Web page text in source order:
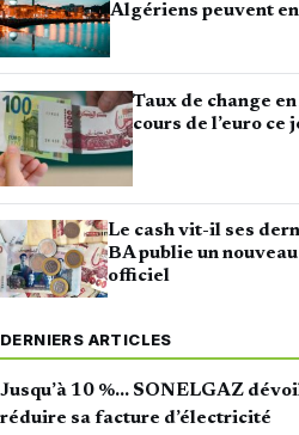
Algériens peuvent
Taux de change
cours de l’euro ce
Le cash vit-il ses
BA publie un
officiel
DERNIERS ARTICLES
Jusqu’à 10 %… SONELGAZ
réduire sa facture d’électricité